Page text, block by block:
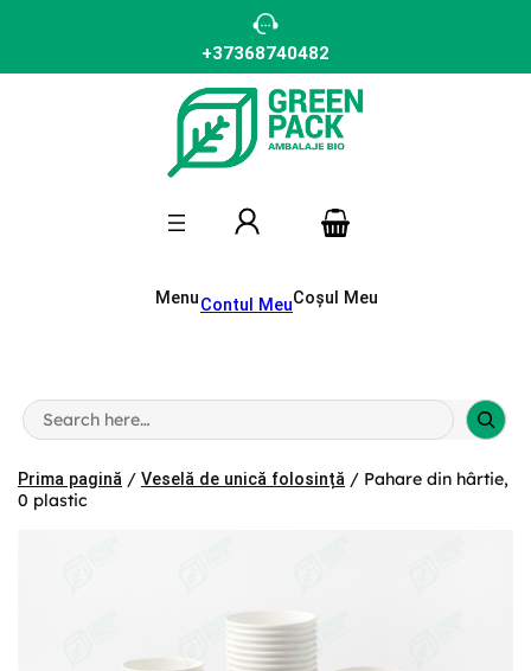
+37368740482
MenuContul MeuCoșul Meu
S
e
r
c
Prima pagină / Veselă de unică folosință / Pahare din hârtie,
0 plastic